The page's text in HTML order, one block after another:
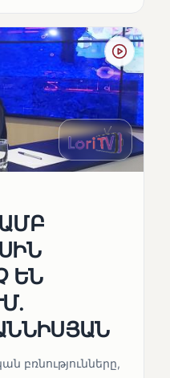
ԵՆ
բռնությունները,